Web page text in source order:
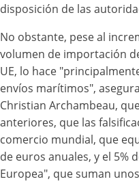
disposición de las
No obstante, pese al
volumen de importación
UE, lo hace
envíos marítimos",
Christian Archambeau,
anteriores, que las
comercio mundial, que
de euros anuales, y el 5%
Europea", que suman